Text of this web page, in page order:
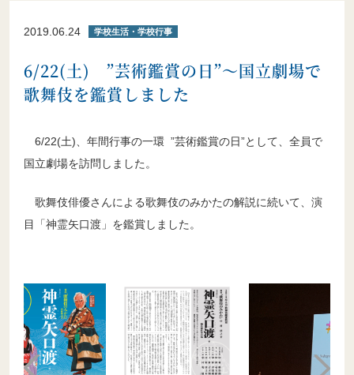
校舎 施設
イベント情報
2019.06.24 学校生活・学校行事
6/22(土) ”芸術鑑賞の日”～国立劇場で
歌舞伎を鑑賞しました
6/22(土)、年間行事の一環 ”芸術鑑賞の日”として、全員で
国立劇場を訪問しました。
歌舞伎俳優さんによる歌舞伎のみかたの解説に続いて、演
目「神霊矢口渡」を鑑賞しました。